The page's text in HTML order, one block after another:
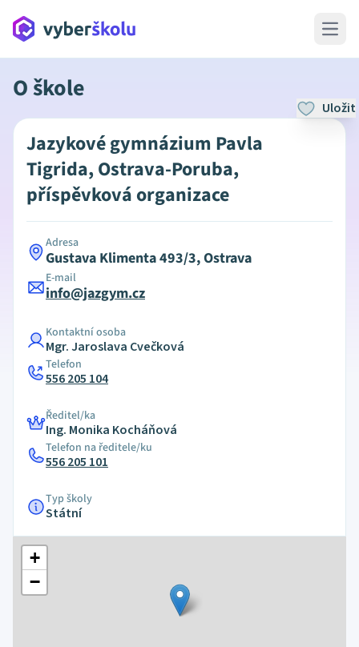
Open
O škole
Uložit
Jazykové gymnázium Pavla
Tigrida, Ostrava-Poruba,
příspěvková organizace
Adresa
Gustava Klimenta 493/3, Ostrava
E-mail
info@jazgym.cz
Kontaktní osoba
Mgr. Jaroslava Cvečková
Telefon
556 205 104
Ředitel/ka
Ing. Monika Kocháňová
Telefon na ředitele/ku
556 205 101
Typ školy
Státní
+
−